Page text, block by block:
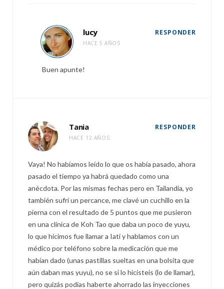
lucy
HACE 5 AÑOS
RESPONDER
Buen apunte!
Tania
HACE 12 AÑOS
RESPONDER
Vaya! No habíamos leído lo que os había pasado, ahora
pasado el tiempo ya habrá quedado como una
anécdota. Por las mismas fechas pero en Tailandia, yo
también sufrí un percance, me clavé un cuchillo en la
pierna con el resultado de 5 puntos que me pusieron
en una clínica de Koh Tao que daba un poco de yuyu,
lo que hicimos fue llamar a Iati y hablamos con un
médico por teléfono sobre la medicación que me
habían dado (unas pastillas sueltas en una bolsita que
aún daban mas yuyu), no se si lo hicisteis (lo de llamar),
pero quizás podías haberte ahorrado las inyecciones